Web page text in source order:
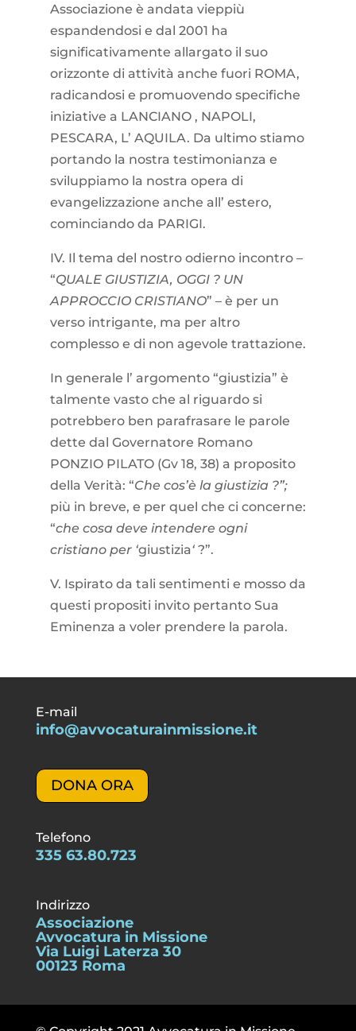
Associazione è andata vieppiù
espandendosi e dal 2001 ha
significativamente allargato il suo
orizzonte di attività anche fuori ROMA,
radicandosi e promuovendo specifiche
iniziative a LANCIANO , NAPOLI,
PESCARA, L’ AQUILA. Da ultimo stiamo
portando la nostra testimonianza e
sviluppiamo la nostra opera di
evangelizzazione anche all’ estero,
cominciando da PARIGI.
IV. Il tema del nostro odierno incontro –
“QUALE GIUSTIZIA, OGGI ? UN
APPROCCIO CRISTIANO” – è per un
verso intrigante, ma per altro
complesso e di non agevole trattazione.
In generale l’ argomento “giustizia” è
talmente vasto che al riguardo si
potrebbero ben parafrasare le parole
dette dal Governatore Romano
PONZIO PILATO (Gv 18, 38) a proposito
della Verità: “Che cos’è la giustizia ?”;
più in breve, e per quel che ci concerne:
“che cosa deve intendere ogni
cristiano per ‘giustizia‘ ?”.
V. Ispirato da tali sentimenti e mosso da
questi propositi invito pertanto Sua
Eminenza a voler prendere la parola.
E-mail
info@avvocaturainmissione.it
DONA ORA
Telefono
335 63.80.723
Indirizzo
Associazione
Avvocatura in Missione
Via Luigi Laterza 30
00123 Roma